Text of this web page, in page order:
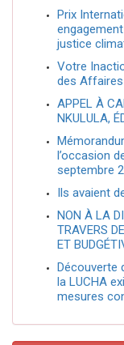
Prix
justice
Votre
des Affaires
APPEL À
NKULULA,
l’occasion
septembre
Ils avaient
NON À LA
TRAVERS
ET
Découverte
la LUCHA
mesures